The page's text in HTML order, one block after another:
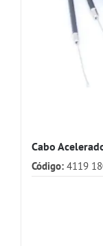
Cabo
Código: 4119